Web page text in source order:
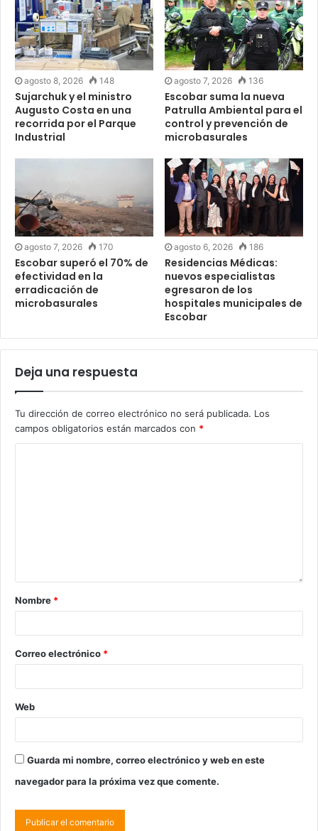
agosto 8, 2026 148
Sujarchuk y el ministro
Augusto Costa en una
recorrida por el Parque
Industrial
agosto 7, 2026 136
Escobar suma la nueva
Patrulla Ambiental para el
control y prevención de
microbasurales
agosto 7, 2026 170
Escobar superó el 70% de
efectividad en la
erradicación de
microbasurales
agosto 6, 2026 186
Residencias Médicas:
nuevos especialistas
egresaron de los
hospitales municipales de
Escobar
Deja una respuesta
Tu dirección de correo electrónico no será publicada. Los
campos obligatorios están marcados con *
Nombre *
Correo electrónico *
Web
Guarda mi nombre, correo electrónico y web en este
navegador para la próxima vez que comente.